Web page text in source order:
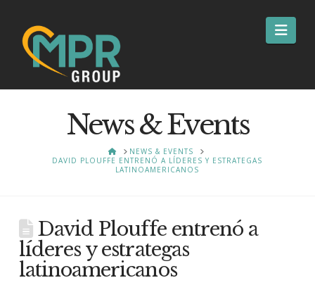
News & Events
HOMENEWS & EVENTS
DAVID PLOUFFE ENTRENÓ A LÍDERES Y ESTRATEGAS
LATINOAMERICANOS
David Plouffe entrenó a
líderes y estrategas
latinoamericanos